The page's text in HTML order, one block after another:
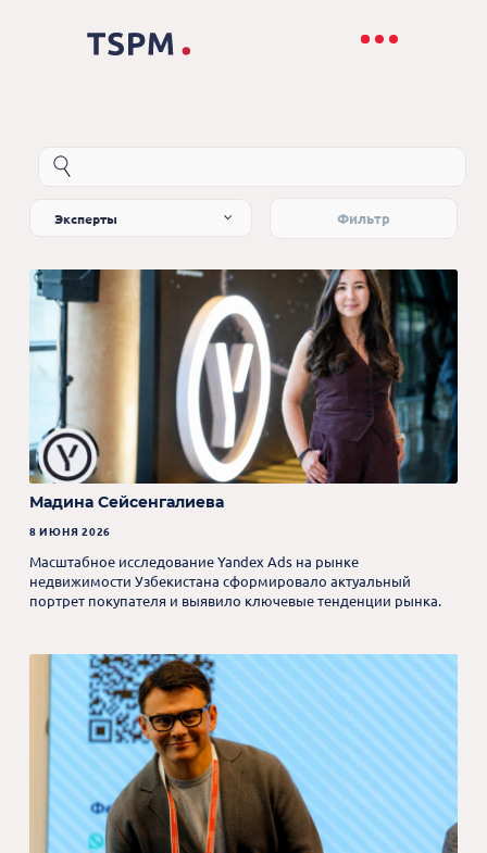
Эксперты Фильтр
Мадина Сейсенгалиева
8 ИЮНЯ 2026
Масштабное исследование Yandex Ads на рынке
недвижимости Узбекистана сформировало актуальный
портрет покупателя и выявило ключевые тенденции рынка.